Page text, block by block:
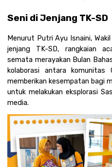
Seni di Jenjang TK-SD
Menurut Putri Ayu Isnaini,
jenjang TK-SD, rangkaian
semata merayakan Bulan
kolaborasi antara komunitas
memberikan kesempatan bagi
untuk melakukan eksplorasi
media.